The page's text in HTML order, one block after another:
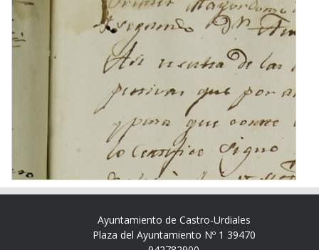
Ayuntamiento de Castro-Urdiales
Plaza del Ayuntamiento Nº 1 39470